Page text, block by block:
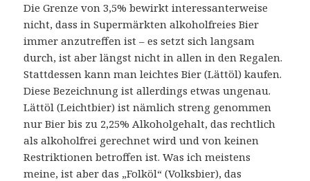
Die Grenze von 3,5% bewirkt interessanterweise
nicht, dass in Supermärkten alkoholfreies Bier
immer anzutreffen ist – es setzt sich langsam
durch, ist aber längst nicht in allen in den Regalen.
Stattdessen kann man leichtes Bier (Lättöl) kaufen.
Diese Bezeichnung ist allerdings etwas ungenau.
Lättöl (Leichtbier) ist nämlich streng genommen
nur Bier bis zu 2,25% Alkoholgehalt, das rechtlich
als alkoholfrei gerechnet wird und von keinen
Restriktionen betroffen ist. Was ich meistens
meine, ist aber das „Folköl“ (Volksbier), das